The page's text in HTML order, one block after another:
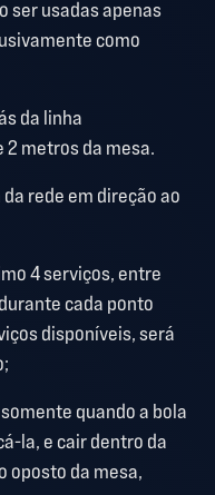
ser usadas apenas
como
da linha
metros da mesa.
rede em direção ao
4 serviços, entre
cada ponto
disponíveis, será
quando a bola
la, e cair dentro da
oposto da mesa,